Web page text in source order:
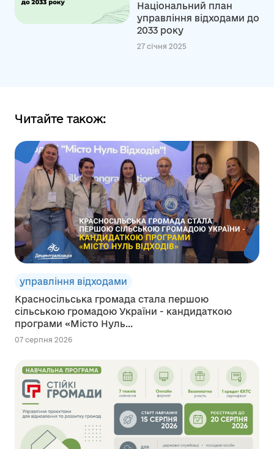
Національний план
управління відходами до
2033 року
27 січня 2025
Читайте також:
управління відходами
Красносільська громада стала першою
сільською громадою України - кандидаткою
програми «Місто Нуль...
07 серпня 2026